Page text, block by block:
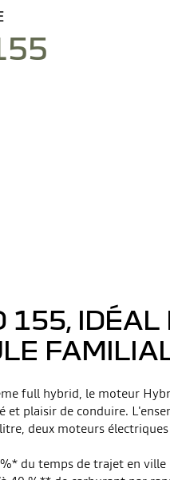
155, IDÉAL
full hybrid, le moteur
et plaisir de conduire.
deux moteurs
%* du temps de trajet en